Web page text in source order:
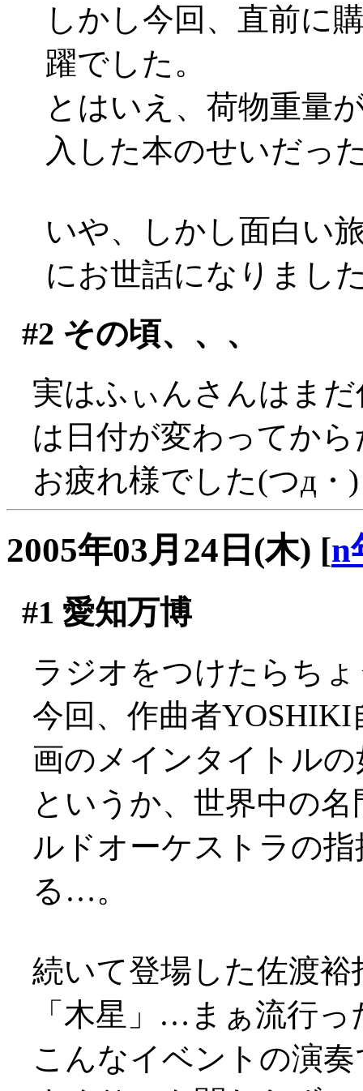
しかし今回、直前に
躍でした。
とはいえ、荷物重量
入した本のせいだっ
いや、しかし面白い
にお世話になりまし
#2 その頃、、、
実はふぃんさんはま
は日付が変わってか
お疲れ様でした(つд・)
2005年03月24日(木) [n
#1 愛知万博
ラジオをつけたらち
今回、作曲者
画のメインタイトル
というか、世界中の
ルドオーケストラの
る…。
続いて登場した佐渡
「木星」…まぁ流行
こんなイベントの演